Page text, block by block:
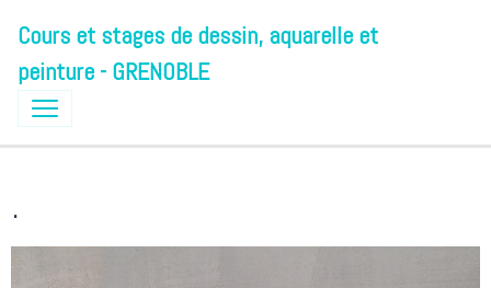
Cours et stages de dessin, aquarelle et
peinture - GRENOBLE
.